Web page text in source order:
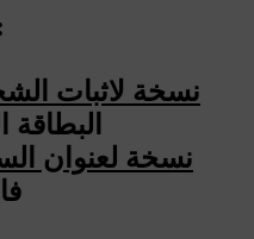
إرسال
نسخة لاثبات
نسخة لعنوان